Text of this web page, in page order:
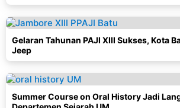
Gelaran Tahunan PAJI XIII Sukses, Kota
Jeep
Summer Course on Oral History Jadi